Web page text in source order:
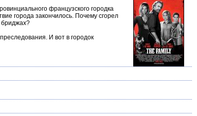
французского городка
города закончилось. Почему сгорел
бриджах?
И вот в городок